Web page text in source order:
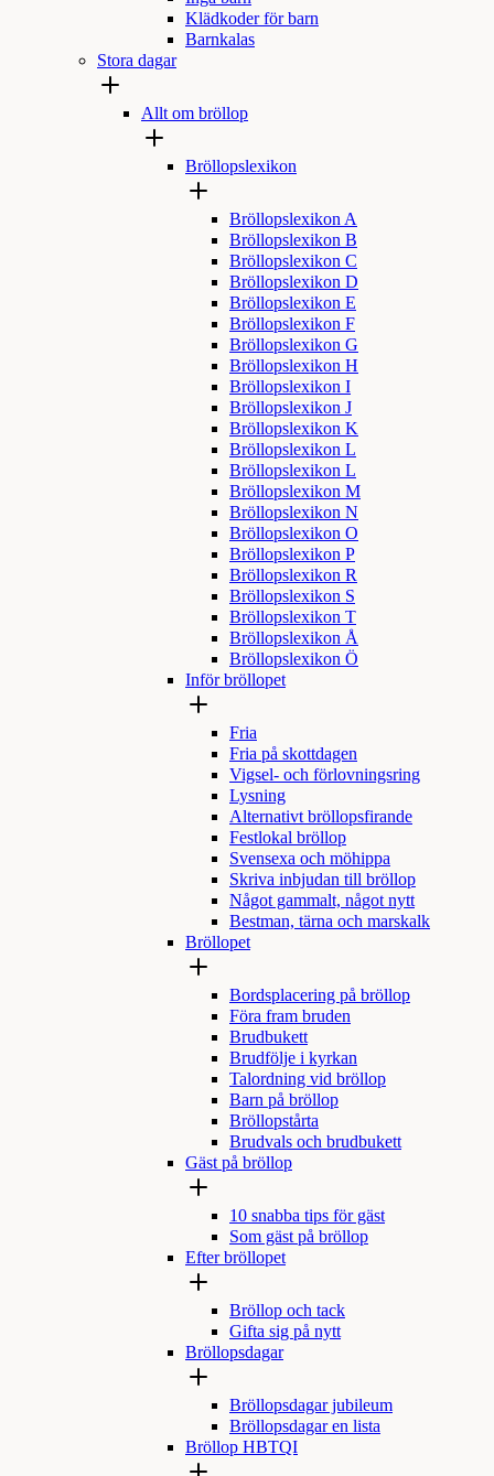
Klädkoder för barn
Barnkalas
Stora dagar
Allt om bröllop
Bröllopslexikon
Bröllopslexikon A
Bröllopslexikon B
Bröllopslexikon C
Bröllopslexikon D
Bröllopslexikon E
Bröllopslexikon F
Bröllopslexikon G
Bröllopslexikon H
Bröllopslexikon I
Bröllopslexikon J
Bröllopslexikon K
Bröllopslexikon L
Bröllopslexikon L
Bröllopslexikon M
Bröllopslexikon N
Bröllopslexikon O
Bröllopslexikon P
Bröllopslexikon R
Bröllopslexikon S
Bröllopslexikon T
Bröllopslexikon Å
Bröllopslexikon Ö
Inför bröllopet
Fria
Fria på skottdagen
Vigsel- och förlovningsring
Lysning
Alternativt bröllopsfirande
Festlokal bröllop
Svensexa och möhippa
Skriva inbjudan till bröllop
Något gammalt, något nytt
Bestman, tärna och marskalk
Bröllopet
Bordsplacering på bröllop
Föra fram bruden
Brudbukett
Brudfölje i kyrkan
Talordning vid bröllop
Barn på bröllop
Bröllopstårta
Brudvals och brudbukett
Gäst på bröllop
10 snabba tips för gäst
Som gäst på bröllop
Efter bröllopet
Bröllop och tack
Gifta sig på nytt
Bröllopsdagar
Bröllopsdagar jubileum
Bröllopsdagar en lista
Bröllop HBTQI